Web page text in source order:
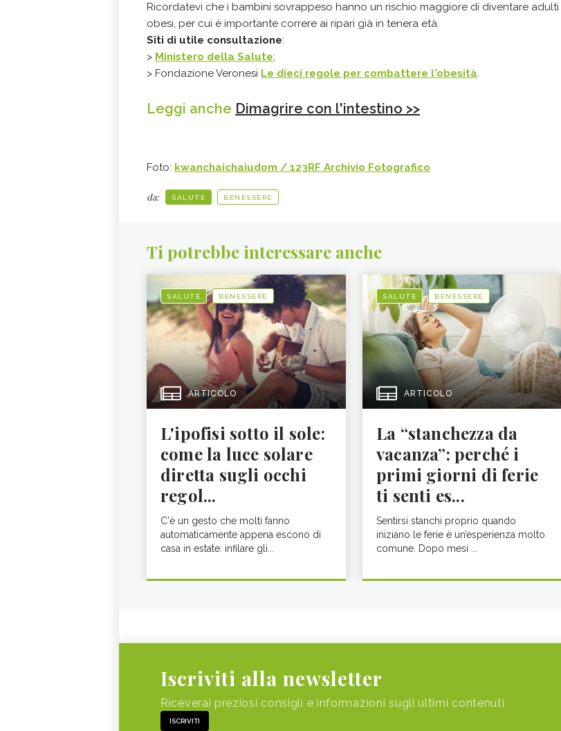
Ricordatevi che i bambini sovrappeso hanno un rischio maggiore di diventare adulti
obesi, per cui è importante correre ai ripari già in tenera età.
Siti di utile consultazione:
> Ministero della Salute;
> Fondazione Veronesi Le dieci regole per combattere l'obesità.
Leggi anche Dimagrire con l'intestino >>
Foto: kwanchaichaiudom / 123RF Archivio Fotografico
da: SALUTE BENESSERE
Ti potrebbe interessare anche
SALUTE BENESSERE
ARTICOLO
L'ipofisi sotto il sole:
come la luce solare
diretta sugli occhi
regol...
C'è un gesto che molti fanno
automaticamente appena escono di
casa in estate: infilare gli...
SALUTE BENESSERE
ARTICOLO
La “stanchezza da
vacanza”: perché i
primi giorni di ferie
ti senti es...
Sentirsi stanchi proprio quando
iniziano le ferie è un’esperienza molto
comune. Dopo mesi ...
Iscriviti alla newsletter
Riceverai preziosi consigli e informazioni sugli ultimi contenuti
ISCRIVITI